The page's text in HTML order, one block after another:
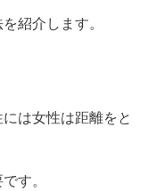
紹介します。
は女性は距離をと
す。